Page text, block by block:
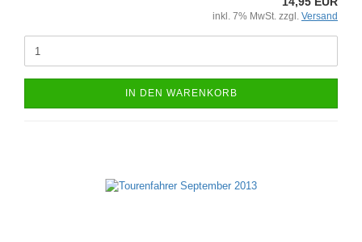
inkl. 7% MwSt. zzgl. Versand
IN DEN WARENKORB